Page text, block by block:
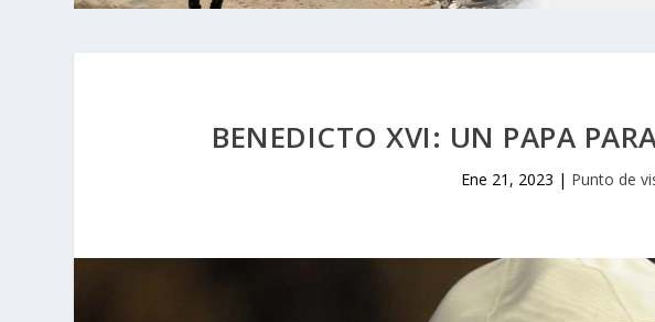
BENEDICTO XVI: UN PAPA
Ene 21, 2023 | Punto de